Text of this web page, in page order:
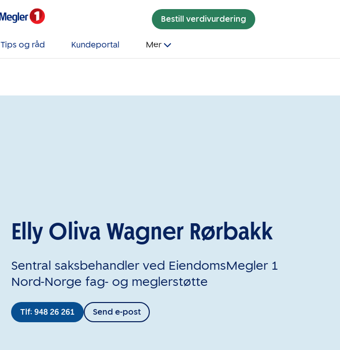
Bestill verdivurdering
Tips og råd Kundeportal Mer
Elly Oliva Wagner Rørbakk
Sentral saksbehandler ved EiendomsMegler 1
Nord-Norge fag- og meglerstøtte
Tlf: 948 26 261 Send e-post